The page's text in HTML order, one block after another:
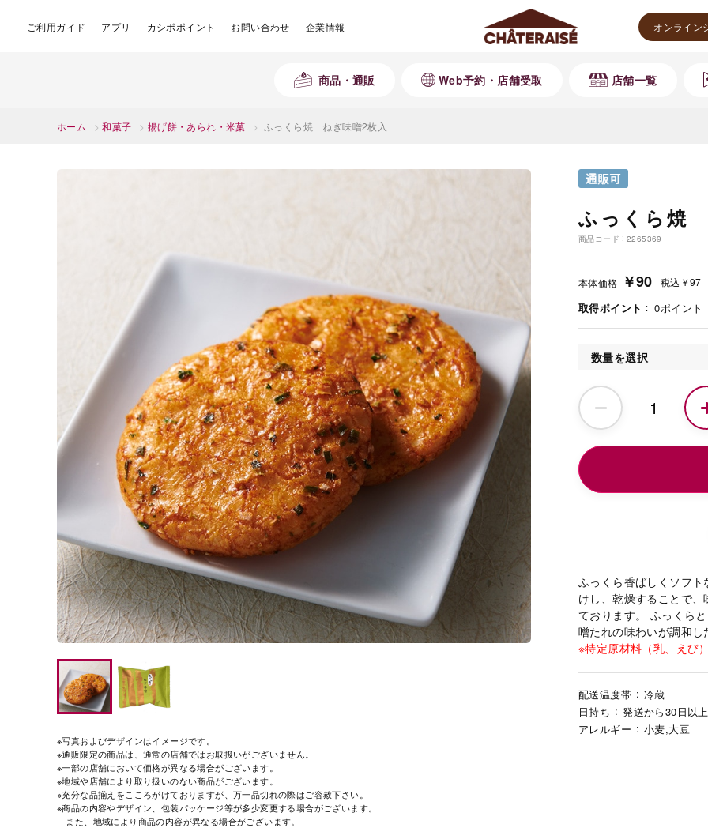
ご利用ガイド アプリ カシポポイント お問い合わせ 企業情報 オンライン
商品・通販 Web予約・店舗受取 店舗一覧
ホーム >和菓子 > 揚げ餅・あられ・米菓 > ふっくら焼 ねぎ味噌2枚入
※写真およびデザインはイメージです。
※通販限定の商品は、通常の店舗ではお取扱いがございません。
※一部の店舗において価格が異なる場合がございます。
※地域や店舗により取り扱いのない商品がございます。
※充分な品揃えをこころがけておりますが、万一品切れの際はご容赦下さい。
※商品の内容やデザイン、包装パッケージ等が多少変更する場合がございます。
また、地域により商品の内容が異なる場合がございます。
ふっくら焼
商品コード 2265369
本体価格 ￥90 税込 ￥97
取得ポイント 0ポイント
数量を選択
ふっくら香ばしくソフ
けし、乾燥することで
ております。 ふっくら
噌たれの味わいが調和
※特定原材料（乳、えび
配送温度帯
冷蔵
日持ち
発送から30日以上
アレルギー
小麦,大豆